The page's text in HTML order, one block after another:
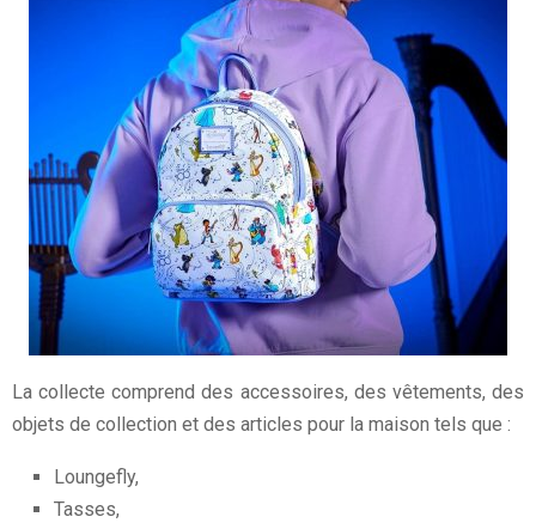
La collecte comprend des accessoires, des vêtements, des
objets de collection et des articles pour la maison tels que :
Loungefly,
Tasses,